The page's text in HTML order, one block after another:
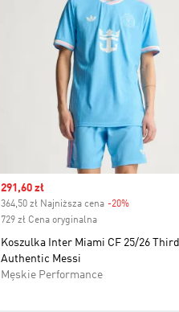
Sale price
291,60 zł
364,50 zł Najniższa cena -20%Discount
729 zł Cena oryginalna
Koszulka Inter Miami CF 25/26 Third
Authentic Messi
Męskie Performance